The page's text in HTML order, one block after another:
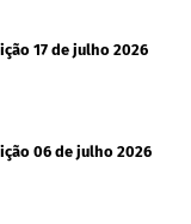
17 de julho 2026
06 de julho 2026